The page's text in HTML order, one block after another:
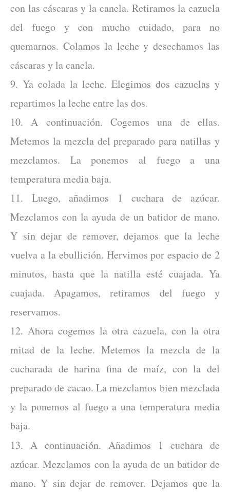
con las cáscaras y la canela. Retiramos la cazuela
del fuego y con mucho cuidado, para no
quemarnos. Colamos la leche y desechamos las
cáscaras y la canela.
9. Ya colada la leche. Elegimos dos cazuelas y
repartimos la leche entre las dos.
10. A continuación. Cogemos una de ellas.
Metemos la mezcla del preparado para natillas y
mezclamos. La ponemos al fuego a una
temperatura media baja.
11. Luego, añadimos 1 cuchara de azúcar.
Mezclamos con la ayuda de un batidor de mano.
Y sin dejar de remover, dejamos que la leche
vuelva a la ebullición. Hervimos por espacio de 2
minutos, hasta que la natilla esté cuajada. Ya
cuajada. Apagamos, retiramos del fuego y
reservamos.
12. Ahora cogemos la otra cazuela, con la otra
mitad de la leche. Metemos la mezcla de la
cucharada de harina fina de maíz, con la del
preparado de cacao. La mezclamos bien mezclada
y la ponemos al fuego a una temperatura media
baja.
13. A continuación. Añadimos 1 cuchara de
azúcar. Mezclamos con la ayuda de un batidor de
mano. Y sin dejar de remover. Dejamos que la